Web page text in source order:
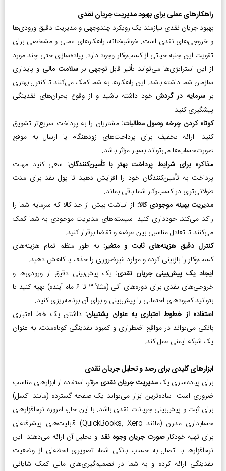
راهکارهای عملی برای بهبود مدیریت جریان نقدی
بهبود جریان نقدی نیازمند یک رویکرد چندوجهی و مدیریت دقیق ورودی‌ها
و خروجی‌های نقدی است. خوشبختانه، راهکارهای عملی و مشخصی برای
تقویت این جنبه حیاتی از کسب‌وکار وجود دارد. پیاده‌سازی حتی چند مورد
از این استراتژی‌ها می‌تواند تأثیر قابل توجهی برسلامت مالی و پایداری
سازمان شما داشته باشد. این راهکارها به شما کمک می‌کنند تا کنترل بهتری
برسرمایه در گردشخود داشته باشید و از وقوع بحران‌های نقدینگی
پیشگیری کنید.
کوتاه کردن چرخه وصول مطالبات: مشتریان را به پرداخت سریع‌تر تشویق
کنید. ارائه تخفیف برای پرداخت‌های زودهنگام یا ارسال به موقع
صورت‌حساب‌ها می‌تواند بسیار مؤثر باشد.
مذاکره برای شرایط پرداخت بهتر با تأمین‌کنندگان: سعی کنید مهلت
پرداخت به تأمین‌کنندگان خود را افزایش دهید تا پول نقد برای مدت
طولانی‌تری در کسب‌وکار شما باقی بماند.
مدیریت بهینه موجودی کالا: از انباشت بیش از حد کالا که سرمایه شما را
راکد می‌کند، خودداری کنید. سیستم‌های مدیریت موجودی به شما کمک
می‌کنند تا تعادل مناسبی بین عرضه و تقاضا برقرار کنید.
کنترل دقیق هزینه‌های ثابت و متغیر: به طور منظم تمام هزینه‌های
کسب‌وکار را بازبینی کرده و موارد غیرضروری را حذف یا کاهش دهید.
ایجاد یک پیش‌بینی جریان نقدی: یک پیش‌بینی دقیق از ورودی‌ها و
خروجی‌های نقدی برای دوره‌های آتی (مثلاً ۳ تا ۶ ماه آینده) تهیه کنید تا
بتوانید کمبودهای احتمالی را پیش‌بینی و برای آن برنامه‌ریزی کنید.
استفاده از خطوط اعتباری به عنوان پشتیبان: داشتن یک خط اعتباری
بانکی می‌تواند در مواقع اضطراری و کمبود نقدینگی کوتاه‌مدت، به عنوان
یک شبکه ایمنی عمل کند.
ابزارهای کلیدی برای رصد و تحلیل جریان نقدی
برای پیاده‌سازی یکمدیریت جریان نقدی مؤثر، استفاده از ابزارهای مناسب
ضروری است. ساده‌ترین ابزار می‌تواند یک صفحه گسترده (مانند اکسل)
برای ثبت و پیش‌بینی جریانات نقدی باشد. با این حال، امروزه نرم‌افزارهای
حسابداری مدرن (مانند QuickBooks, Xero) قابلیت‌های پیشرفته‌ای
برای تهیه خودکارصورت جریان وجوه نقد و تحلیل آن ارائه می‌دهند. این
نرم‌افزارها با اتصال به حساب بانکی شما، تصویری لحظه‌ای از وضعیت
نقدینگی ارائه کرده و به شما در تصمیم‌گیری‌های مالی کمک شایانی